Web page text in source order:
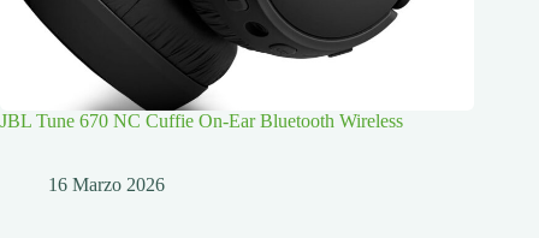
JBL Tune 670 NC Cuffie On-Ear Bluetooth Wireless
16 Marzo 2026